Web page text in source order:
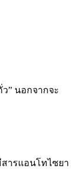
” นอกจากจะ
ารแอนโทไซยา